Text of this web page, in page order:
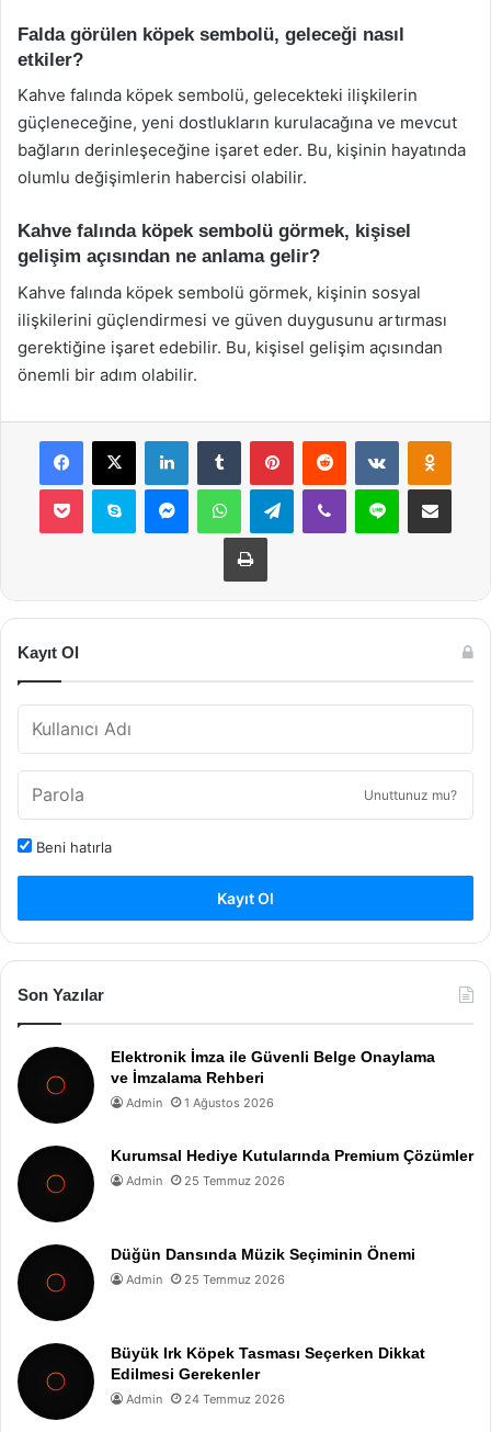
Falda görülen köpek sembolü, geleceği nasıl
etkiler?
Kahve falında köpek sembolü, gelecekteki ilişkilerin
güçleneceğine, yeni dostlukların kurulacağına ve mevcut
bağların derinleşeceğine işaret eder. Bu, kişinin hayatında
olumlu değişimlerin habercisi olabilir.
Kahve falında köpek sembolü görmek, kişisel
gelişim açısından ne anlama gelir?
Kahve falında köpek sembolü görmek, kişinin sosyal
ilişkilerini güçlendirmesi ve güven duygusunu artırması
gerektiğine işaret edebilir. Bu, kişisel gelişim açısından
önemli bir adım olabilir.
Facebook
X LinkedInTumblr PinterestReddit VKontakte
Pocket Skype MessengerWhatsAppTelegramViber Line E-Posta ile
Yazdır
Kayıt Ol
Unuttunuz mu?
Beni hatırla
Kayıt Ol
Son Yazılar
Elektronik İmza ile Güvenli Belge Onaylama
ve İmzalama Rehberi
Admin 1 Ağustos 2026
Kurumsal Hediye Kutularında Premium Çözümler
Admin 25 Temmuz 2026
Düğün Dansında Müzik Seçiminin Önemi
Admin 25 Temmuz 2026
Büyük Irk Köpek Tasması Seçerken Dikkat
Edilmesi Gerekenler
Admin 24 Temmuz 2026